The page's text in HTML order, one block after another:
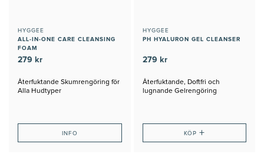
HYGGEE
ALL-IN-ONE CARE CLEANSING
FOAM
279 kr
Återfuktande Skumrengöring för
Alla Hudtyper
INFO
HYGGEE
PH HYALURON GEL CLEANSER
279 kr
Återfuktande, Doftfri och
lugnande Gelrengöring
KÖP +